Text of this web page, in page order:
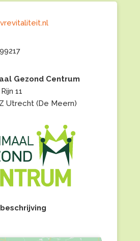
Gezond Centrum
11
Utrecht (De Meern)